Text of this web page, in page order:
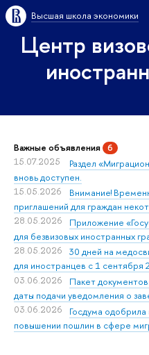
Высшая школа экономики
Центр
Важные объявления 6
15.07.2025
Раздел
вновь доступен.
15.05.2026
Внимание!
приглашений для граждан
28.05.2026
Приложение
для безвизовых иностранных
28.05.2026
30 дней на
для иностранцев с 1 сентября
03.06.2026
Пакет
даты подачи уведомления о
03.06.2026
Госдума
повышении пошлин в сфере